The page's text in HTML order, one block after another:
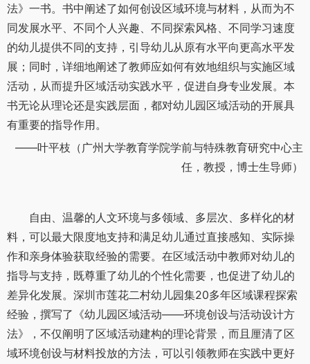
法》一书。书中阐述了如何创设区域环境与材料，从而为不
同发展水平、不同个人兴趣、不同探索风格、不同学习速度
的幼儿提供不同的支持，引导幼儿从原有水平向更高水平发
展；同时，详细地阐述了教师应如何有效地组织与实施区域
活动，从而提升区域活动实践水平，促进自身专业发展。本
书无论从理论还是实践层面，都对幼儿园区域活动的开展具
有重要的指导作用。
——叶平枝（广州大学教育学院学前与特殊教育研究中心主
任，教授，博士生导师）
自由、温馨的人文环境与多领域、多层次、多样化的材
料，可以最大限度地支持和满足幼儿通过直接感知、实际操
作和亲身体验获取经验的需要。在区域活动中教师对幼儿的
指导与支持，既尊重了幼儿的个性化需要，也促进了幼儿的
差异化发展。深圳市莲花二村幼儿园集20多年区域课程探索
经验，撰写了《幼儿园区域活动——环境创设与活动设计方
法》，不仅阐明了区域活动建构的理论背景，而且厘清了区
域环境创设与材料投放的方法，可以引领教师在实践中更好